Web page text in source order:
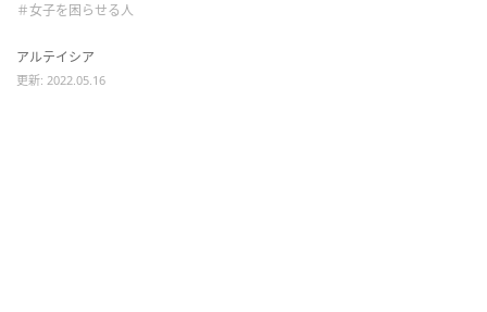
＃女子を困らせる人
アルテイシア
更新: 2022.05.16